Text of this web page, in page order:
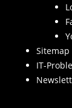
Sitemap
IT-